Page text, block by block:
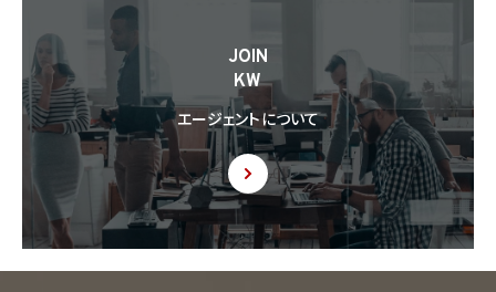
JOIN
KW
エージェントについて